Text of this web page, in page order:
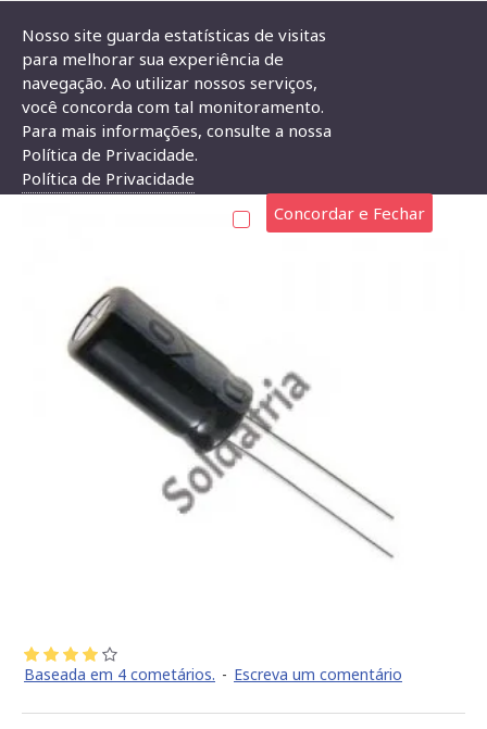
Capacitor Eletrolítico 100uF X 16V
CAPACITOR ELETROLÍTICO 100UF X 16V
Baseada em 4 cometários. - Escreva um comentário
Nosso site guarda estatísticas de visitas
para melhorar sua experiência de
navegação. Ao utilizar nossos serviços,
você concorda com tal monitoramento.
Para mais informações, consulte a nossa
Política de Privacidade.
Política de Privacidade
Concordar e Fechar